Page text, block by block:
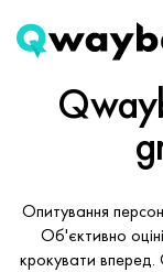
Опитування
Об'єктивно
крокувати вперед.